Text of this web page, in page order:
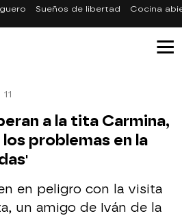
Sueños de libertad Cocina
a la tita Carmina,
problemas en la
en peligro con la visita
un amigo de Iván de la